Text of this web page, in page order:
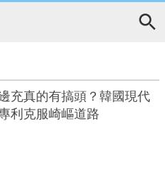
充真的有搞頭？韓國現代
利克服崎嶇道路